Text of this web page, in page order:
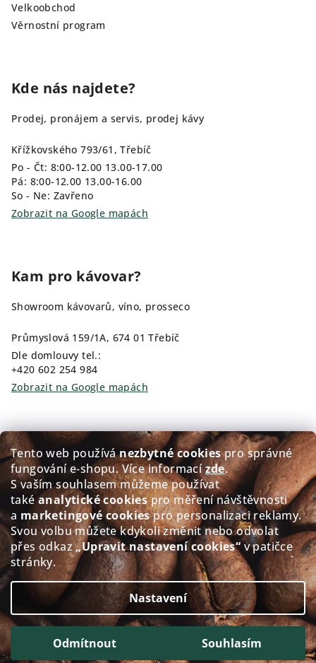
Tento web používánezbytné cookiespro správné
fungování e‑shopu. Více informacízde.
S vaším souhlasem můžeme používat
takéanalytické cookiespro měření návštěvnosti
a marketingové cookiespro personalizaci reklamy.
Svou volbu můžete kdykoli změnit nebo odvolat
přes odkaz„Upravit nastavení cookies“v patičce
stránky.
Nastavení
Odmítnout Souhlasím
Velkoobchod
Věrnostní program
Kde nás najdete?
Prodej, pronájem a servis, prodej kávy
Křížkovského 793/61, Třebíč
Po - Čt: 8:00-12.00 13.00-17.00
Pá: 8:00-12.00 13.00-16.00
So - Ne: Zavřeno
Zobrazit na Google mapách
Kam pro kávovar?
Showroom kávovarů, víno, prosseco
Průmyslová 159/1A, 674 01 Třebíč
Dle domlouvy tel.:
+420 602 254 984
Zobrazit na Google mapách
Kam pro kávu?
Prodej čerstvě pražené kávy GOLDEN Coffee
Přerovského 151/5, 674 01 Třebíč
Po - Pá: 8:00-12:00 12:30-17.30
So: 8:30-11.30
Ne: Zavřeno
Zobrazit na Google mapách
Copyright 2026alacaffé. Všechna práva vyhrazena.
Upravit nastavení cookies
Vytvořil Shoptet